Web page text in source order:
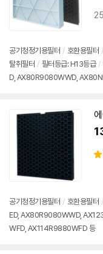
공기청정기용필터 / 호환용필터 /
탈취필터 / 필터등급: H13등급 /
D, AX80R9080WWD,
별
공기청정기용필터 / 호환용필터 /
ED, AX80R9080WWD,
WFD, AX114R9880WFD 등